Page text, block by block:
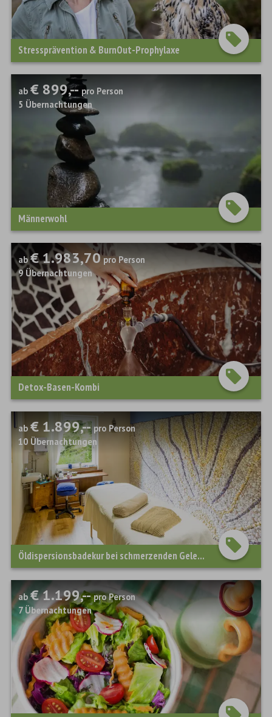
Stressprävention & BurnOut-Prophylaxe
Männerwohl
ab€ 899,-- pro Person
5 Übernachtungen
Detox-Basen-Kombi
ab€ 1.983,70 pro Person
9 Übernachtungen
Öldispersionsbadekur bei schmerzenden Gelenken, Stoffwechseleinschränkungen und Hautleiden
ab€ 1.899,-- pro Person
10 Übernachtungen
ab€ 1.199,-- pro Person
7 Übernachtungen